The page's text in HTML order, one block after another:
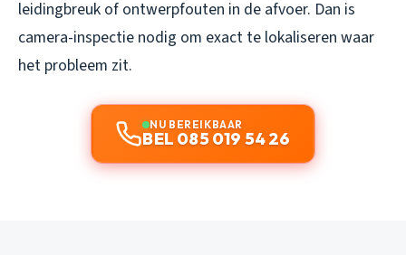
leidingbreuk of ontwerpfouten in de afvoer. Dan is
camera-inspectie nodig om exact te lokaliseren waar
het probleem zit.
NU BEREIKBAAR
BEL 085 019 54 26